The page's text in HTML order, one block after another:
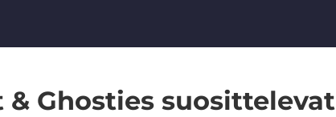
Ghosties suosittelevat